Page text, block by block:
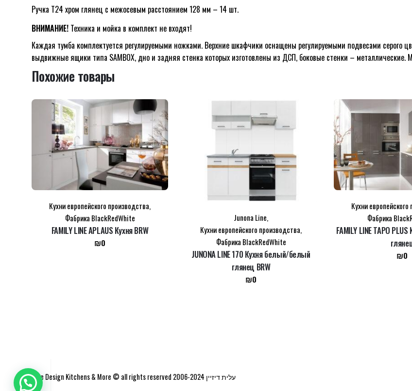
Ручка T24 хром глянец с межосевым расстоянием 128 мм – 14 шт.
ВНИМАНИЕ! Техника и мойка в комплект не входят!
Каждая тумба комплектуется регулируемыми ножками. Верхние шкафчики оснащены регулируемыми подвесами серого
выдвижные ящики типа SAMBOX, дно и задняя стенка которых изготовлены из ДСП, боковые стенки – металлические.
Похожие товары
Кухни европейского производства,
Фабрика BlackRedWhite
FAMILY LINE APLAUS Кухня BRW
₪0
Junona Line,
Кухни европейского производства,
Фабрика BlackRedWhite
JUNONA LINE 170 Кухня белый/белый
глянец BRW
₪0
Кухни
Фабрика
FAMILY LINE TAPO
₪0
Elite Design Kitchens & More © all rights reserved 2006-2024 עלית דיזיין